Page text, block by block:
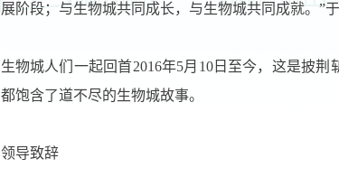
展阶段；与生物城共同成长，与生物城共同成就。”
生物城人们一起回首2016年5月10日至今，这是披
都饱含了道不尽的生物城故事。
领导致辞